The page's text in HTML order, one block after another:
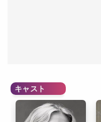
キャスト